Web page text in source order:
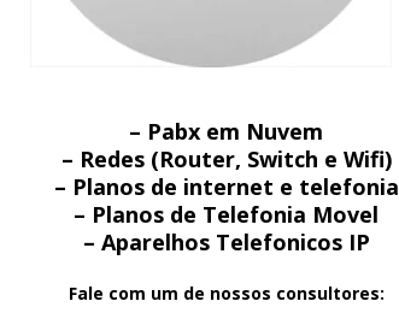
– Pabx em Nuvem
– Redes (Router, Switch e Wifi)
– Planos de internet e telefonia
– Planos de Telefonia Movel
– Aparelhos Telefonicos IP
Fale com um de nossos consultores: